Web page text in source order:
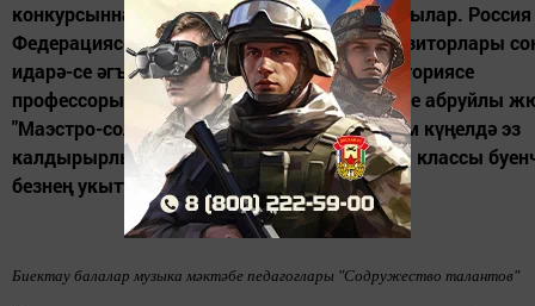
конкурсыннан чираттагы җиңү белән кайттылар. Россия
Федерациясенең халык артисты, РФ композиторлары
идарә-се әгъзасы, Мәскәү дәүләт консерваториясе
профессоры В.Ю.Калистратов рәислегендәге абруйлы
"Маэстро-соло" номинациясендә иң оста һәм күңелдә эз
калдырырлык итеп башкаручы дип думбра классы
безнең укытучы Евгений Викторович...
Биектау балалар музыка мәктәбе педагоглары "Содружество талантов"